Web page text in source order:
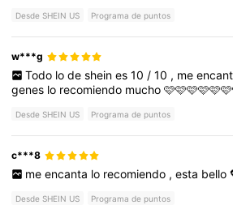
Desde SHEIN US Programa de puntos
w***g
Todo lo de shein es 10 / 10 , me encant
genes lo recomiendo mucho
Desde SHEIN US Programa de puntos
c***8
me encanta lo recomiendo , esta bello
Desde SHEIN US Programa de puntos